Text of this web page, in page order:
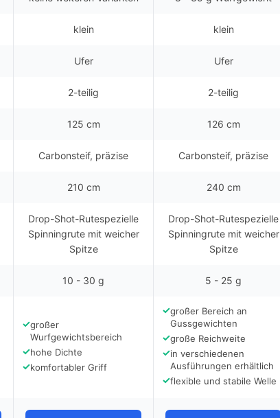
klein klein
Ufer Ufer
2-teilig 2-teilig
125 cm 126 cm
Carbonsteif, präzise Carbonsteif, präzise
210 cm 240 cm
Drop-Shot-Rutespezielle
Spinningrute mit weicher
Spitze
Drop-Shot-Rutespezielle
Spinningrute mit weicher
Spitze
10 - 30 g 5 - 25 g
✓großer
Wurfgewichtsbereich
✓hohe Dichte
✓komfortabler Griff
✓großer Bereich an
Gussgewichten
✓große Reichweite
✓in verschiedenen
Ausführungen erhältlich
✓flexible und stabile Welle